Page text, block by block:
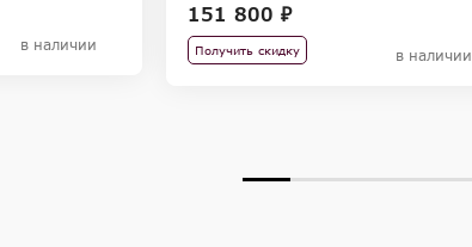
в наличии
151 800 ₽
Получить скидку в наличии